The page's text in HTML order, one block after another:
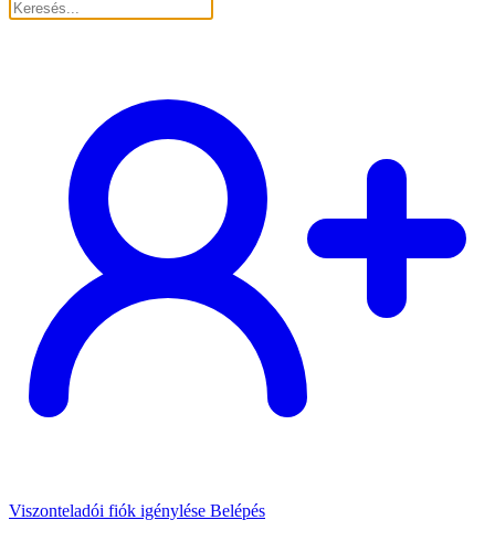
Viszonteladói fiók igénylése Belépés